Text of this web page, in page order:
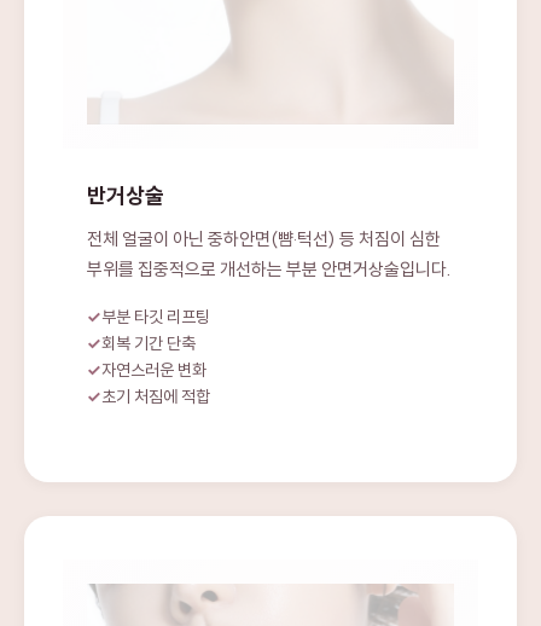
반거상술
전체 얼굴이 아닌 중하안면(뺨·턱선) 등 처짐이 심한
부위를 집중적으로 개선하는 부분 안면거상술입니다.
부분 타깃 리프팅
회복 기간 단축
자연스러운 변화
초기 처짐에 적합